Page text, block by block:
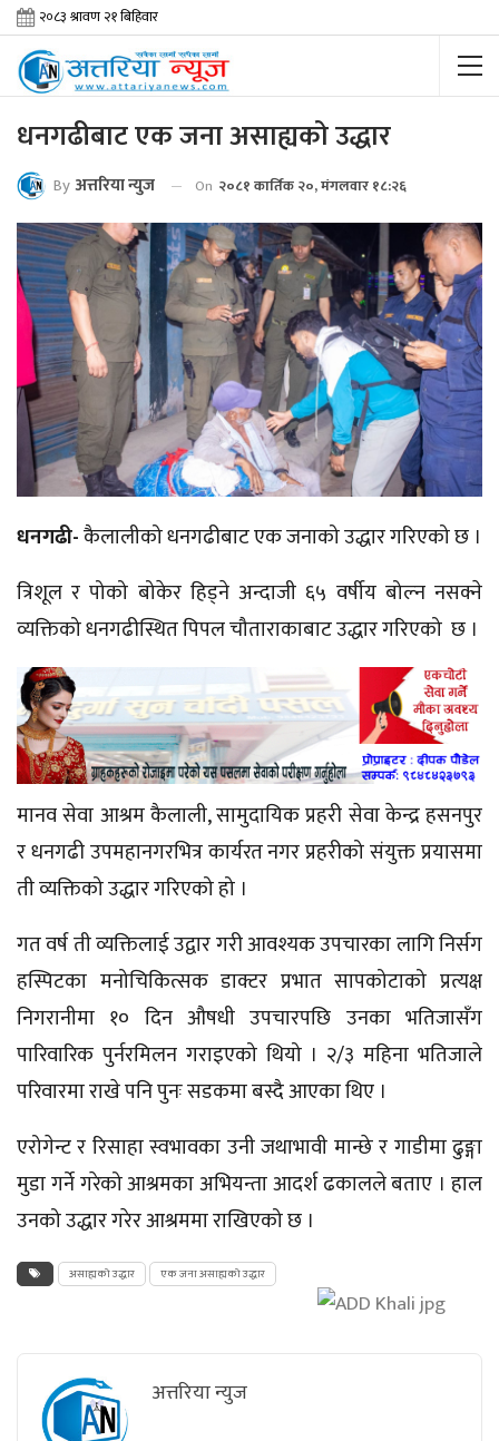
धनगढीबाट एक जना असाह्यको उद्धार
By अत्तरिया न्युज On २०८१ कार्तिक २०, मंगलवार १८:२६
धनगढी-कैलालीको धनगढीबाट एक जनाको उद्धार गरिएको छ ।
त्रिशूल र पोको बोकेर हिड्ने अन्दाजी ६५ वर्षीय बोल्न नसक्ने
व्यक्तिको धनगढीस्थित पिपल चौताराकाबाट उद्धार गरिएको छ ।
मानव सेवा आश्रम कैलाली, सामुदायिक प्रहरी सेवा केन्द्र हसनपुर
र धनगढी उपमहानगरभित्र कार्यरत नगर प्रहरीको संयुक्त प्रयासमा
ती व्यक्तिको उद्धार गरिएको हो ।
गत वर्ष ती व्यक्तिलाई उद्वार गरी आवश्यक उपचारका लागि निर्सग
हस्पिटका मनोचिकित्सक डाक्टर प्रभात सापकोटाको प्रत्यक्ष
निगरानीमा १० दिन ‌औषधी उपचारपछि उनका भतिजासँग
पारिवारिक पुर्नरमिलन गराइएको थियो । २/३ महिना भतिजाले
परिवारमा राखे पनि पुनः सडकमा बस्दै आएका थिए ।
एरोगेन्ट र रिसाहा स्वभावका उनी जथाभावी मान्छे र गाडीमा ढुङ्गा
मुडा गर्ने गरेको आश्रमका अभियन्ता आदर्श ढकालले बताए । हाल
उनको उद्धार गरेर आश्रममा राखिएको छ ।
असाह्यको उद्धार एक जना असाह्यको उद्धार
अत्तरिया न्युज